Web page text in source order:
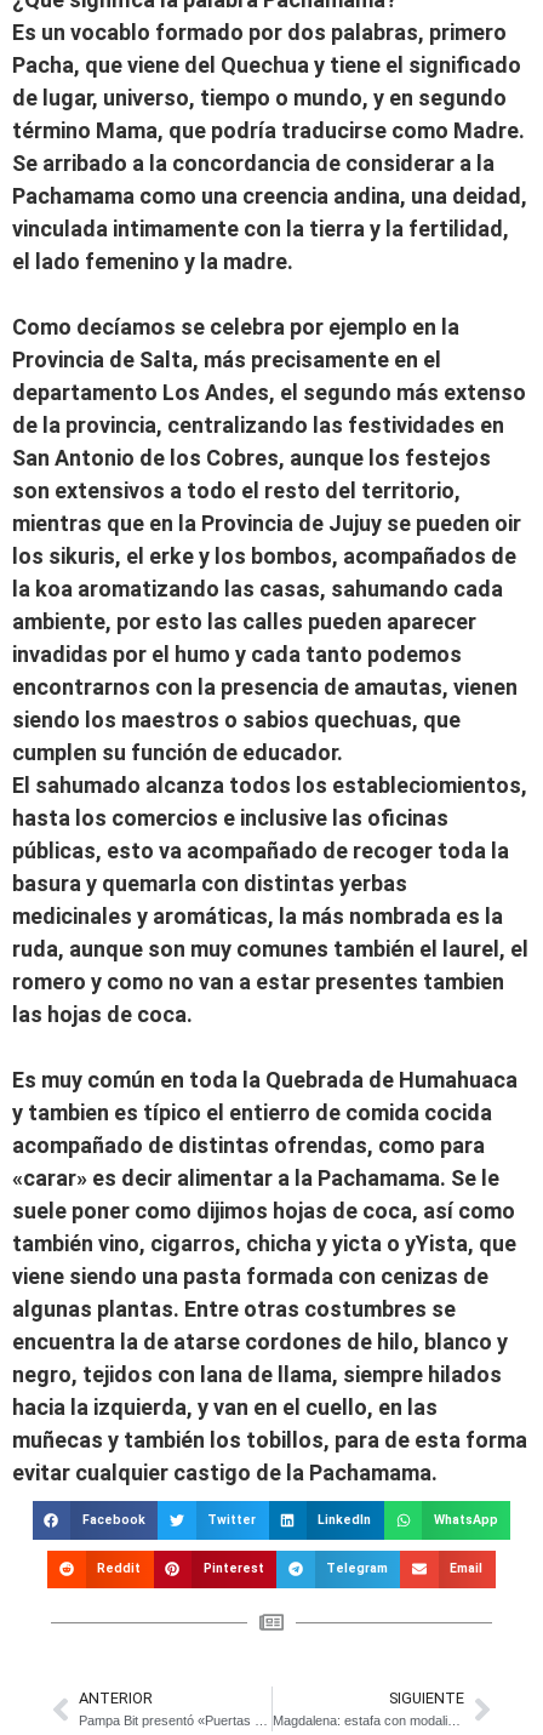
Es un vocablo formado por dos palabras, primero
Pacha, que viene del Quechua y tiene el significado
de lugar, universo, tiempo o mundo, y en segundo
término Mama, que podría traducirse como Madre.
Se arribado a la concordancia de considerar a la
Pachamama como una creencia andina, una deidad,
vinculada intimamente con la tierra y la fertilidad,
el lado femenino y la madre.
Como decíamos se celebra por ejemplo en la
Provincia de Salta, más precisamente en el
departamento Los Andes, el segundo más extenso
de la provincia, centralizando las festividades en
San Antonio de los Cobres, aunque los festejos
son extensivos a todo el resto del territorio,
mientras que en la Provincia de Jujuy se pueden oir
los sikuris, el erke y los bombos, acompañados de
la koa aromatizando las casas, sahumando cada
ambiente, por esto las calles pueden aparecer
invadidas por el humo y cada tanto podemos
encontrarnos con la presencia de amautas, vienen
siendo los maestros o sabios quechuas, que
cumplen su función de educador.
El sahumado alcanza todos los estableciomientos,
hasta los comercios e inclusive las oficinas
públicas, esto va acompañado de recoger toda la
basura y quemarla con distintas yerbas
medicinales y aromáticas, la más nombrada es la
ruda, aunque son muy comunes también el laurel, el
romero y como no van a estar presentes tambien
las hojas de coca.
Es muy común en toda la Quebrada de Humahuaca
y tambien es típico el entierro de comida cocida
acompañado de distintas ofrendas, como para
«carar» es decir alimentar a la Pachamama. Se le
suele poner como dijimos hojas de coca, así como
también vino, cigarros, chicha y yicta o yYista, que
viene siendo una pasta formada con cenizas de
algunas plantas. Entre otras costumbres se
encuentra la de atarse cordones de hilo, blanco y
negro, tejidos con lana de llama, siempre hilados
hacia la izquierda, y van en el cuello, en las
muñecas y también los tobillos, para de esta forma
evitar cualquier castigo de la Pachamama.
Facebook Twitter LinkedIn WhatsApp
Reddit Pinterest Telegram Email
ANTERIOR SIGUIENTE
Magdalena: estafa con modalidad «cuento del tío»